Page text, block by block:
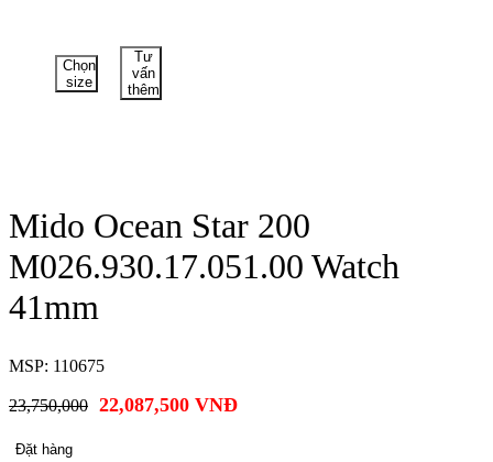
Chọn
size
Tư
vấn
thêm
Mido Ocean Star 200
M026.930.17.051.00 Watch
41mm
MSP: 110675
23,750,000 22,087,500 VNĐ
Đặt hàng